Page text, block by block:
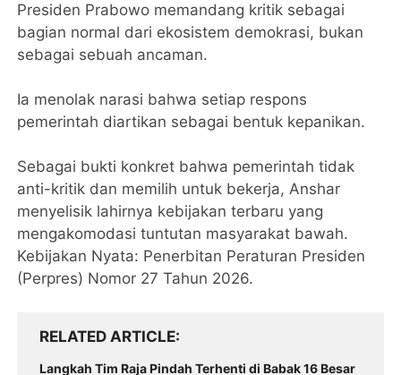
Presiden Prabowo memandang kritik sebagai
bagian normal dari ekosistem demokrasi, bukan
sebagai sebuah ancaman.
Ia menolak narasi bahwa setiap respons
pemerintah diartikan sebagai bentuk kepanikan.
​Sebagai bukti konkret bahwa pemerintah tidak
anti-kritik dan memilih untuk bekerja, Anshar
menyelisik lahirnya kebijakan terbaru yang
mengakomodasi tuntutan masyarakat bawah.
​Kebijakan Nyata: Penerbitan Peraturan Presiden
(Perpres) Nomor 27 Tahun 2026.
RELATED ARTICLE
Langkah Tim Raja Pindah Terhenti di Babak 16 Besar